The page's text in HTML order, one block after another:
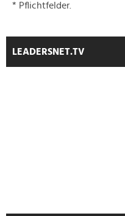
* Pflichtfelder.
LEADERSNET.TV